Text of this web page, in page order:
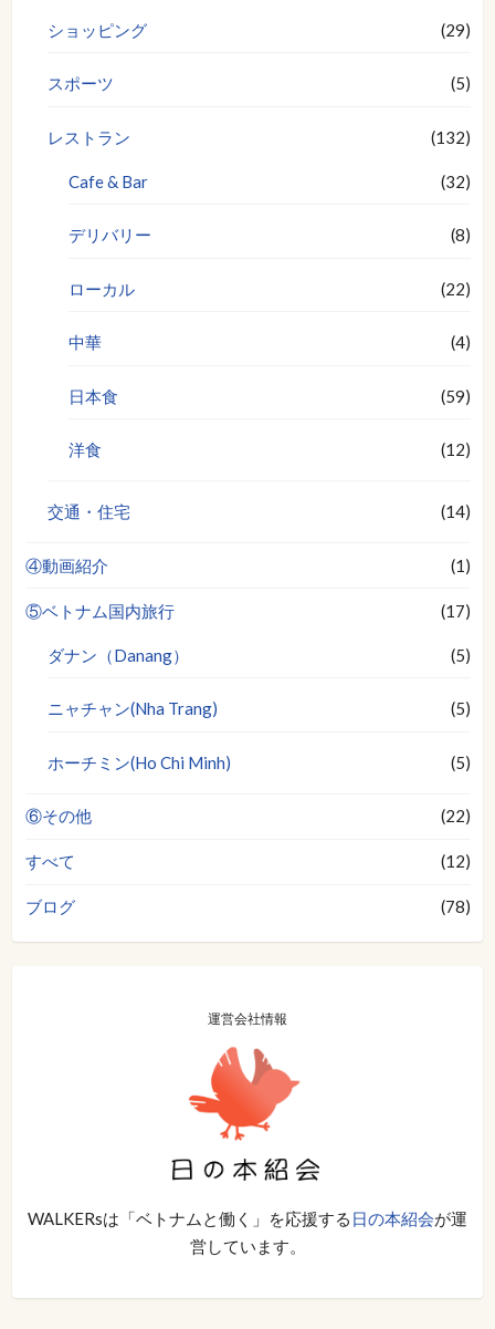
ショッピング (29)
スポーツ (5)
レストラン (132)
Cafe & Bar (32)
デリバリー (8)
ローカル (22)
中華 (4)
日本食 (59)
洋食 (12)
交通・住宅 (14)
④動画紹介 (1)
⑤ベトナム国内旅行 (17)
ダナン（Danang） (5)
ニャチャン(Nha Trang) (5)
ホーチミン(Ho Chi Minh) (5)
⑥その他 (22)
すべて (12)
ブログ (78)
運営会社情報
WALKERsは「ベトナムと働く」を応援する 日の本紹会が運
営しています。